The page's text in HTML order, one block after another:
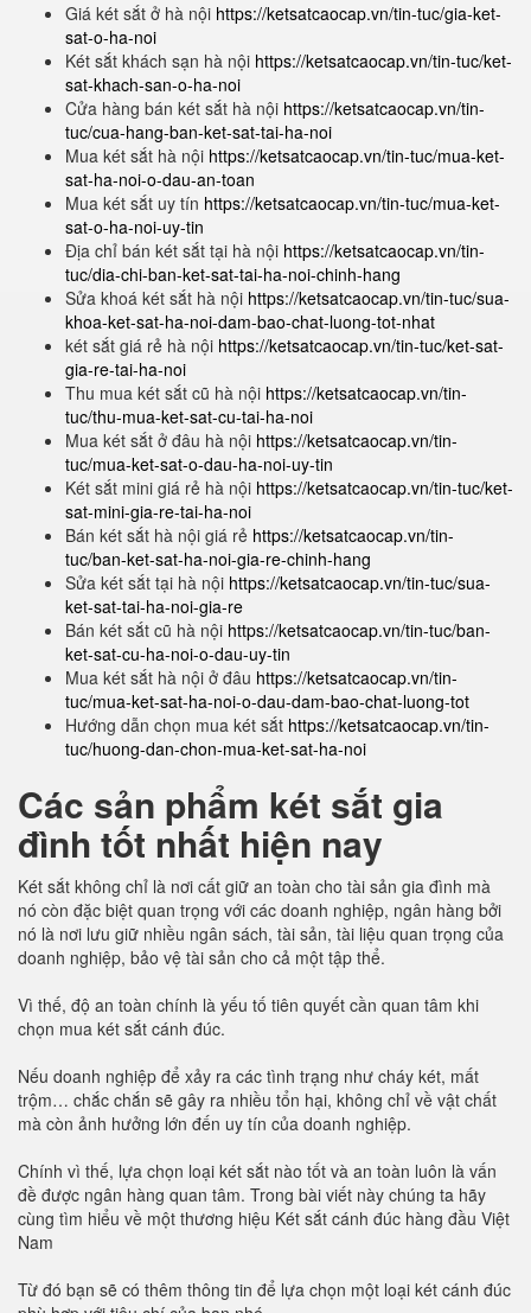
Giá két sắt ở hà nội https://ketsatcaocap.vn/tin-tuc/gia-ket-
sat-o-ha-noi
Két sắt khách sạn hà nội https://ketsatcaocap.vn/tin-tuc/ket-
sat-khach-san-o-ha-noi
Cửa hàng bán két sắt hà nội https://ketsatcaocap.vn/tin-
tuc/cua-hang-ban-ket-sat-tai-ha-noi
Mua két sắt hà nội https://ketsatcaocap.vn/tin-tuc/mua-ket-
sat-ha-noi-o-dau-an-toan
Mua két sắt uy tín https://ketsatcaocap.vn/tin-tuc/mua-ket-
sat-o-ha-noi-uy-tin
Địa chỉ bán két sắt tại hà nội https://ketsatcaocap.vn/tin-
tuc/dia-chi-ban-ket-sat-tai-ha-noi-chinh-hang
Sửa khoá két sắt hà nội https://ketsatcaocap.vn/tin-tuc/sua-
khoa-ket-sat-ha-noi-dam-bao-chat-luong-tot-nhat
két sắt giá rẻ hà nội https://ketsatcaocap.vn/tin-tuc/ket-sat-
gia-re-tai-ha-noi
Thu mua két sắt cũ hà nội https://ketsatcaocap.vn/tin-
tuc/thu-mua-ket-sat-cu-tai-ha-noi
Mua két sắt ở đâu hà nội https://ketsatcaocap.vn/tin-
tuc/mua-ket-sat-o-dau-ha-noi-uy-tin
Két sắt mini giá rẻ hà nội https://ketsatcaocap.vn/tin-tuc/ket-
sat-mini-gia-re-tai-ha-noi
Bán két sắt hà nội giá rẻ https://ketsatcaocap.vn/tin-
tuc/ban-ket-sat-ha-noi-gia-re-chinh-hang
Sửa két sắt tại hà nội https://ketsatcaocap.vn/tin-tuc/sua-
ket-sat-tai-ha-noi-gia-re
Bán két sắt cũ hà nội https://ketsatcaocap.vn/tin-tuc/ban-
ket-sat-cu-ha-noi-o-dau-uy-tin
Mua két sắt hà nội ở đâu https://ketsatcaocap.vn/tin-
tuc/mua-ket-sat-ha-noi-o-dau-dam-bao-chat-luong-tot
Hướng dẫn chọn mua két sắt https://ketsatcaocap.vn/tin-
tuc/huong-dan-chon-mua-ket-sat-ha-noi
Các sản phẩm két sắt gia
đình tốt nhất hiện nay
Két sắt không chỉ là nơi cất giữ an toàn cho tài sản gia đình mà
nó còn đặc biệt quan trọng với các doanh nghiệp, ngân hàng bởi
nó là nơi lưu giữ nhiều ngân sách, tài sản, tài liệu quan trọng của
doanh nghiệp, bảo vệ tài sản cho cả một tập thể.
Vì thế, độ an toàn chính là yếu tố tiên quyết cần quan tâm khi
chọn mua két sắt cánh đúc.
Nếu doanh nghiệp để xảy ra các tình trạng như cháy két, mất
trộm… chắc chắn sẽ gây ra nhiều tổn hại, không chỉ về vật chất
mà còn ảnh hưởng lớn đến uy tín của doanh nghiệp.
Chính vì thế, lựa chọn loại két sắt nào tốt và an toàn luôn là vấn
đề được ngân hàng quan tâm. Trong bài viết này chúng ta hãy
cùng tìm hiểu về một thương hiệu Két sắt cánh đúc hàng đầu Việt
Nam
Từ đó bạn sẽ có thêm thông tin để lựa chọn một loại két cánh đúc